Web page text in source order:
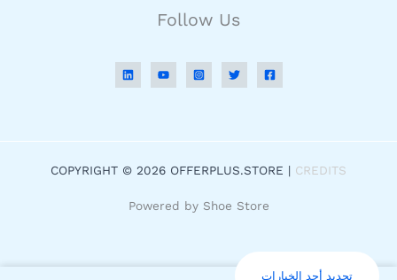
Follow Us
COPYRIGHT © 2026 OFFERPLUS.STORE | CREDITS
Powered by Shoe Store
تحديد أحد الخيارات